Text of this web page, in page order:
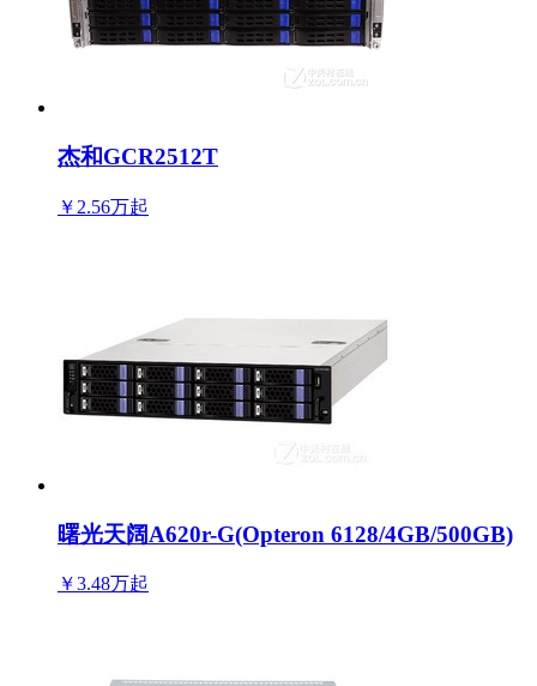
杰和GCR2512T
￥2.56万起
曙光天阔A620r-G(Opteron 6128/4GB/500GB)
￥3.48万起